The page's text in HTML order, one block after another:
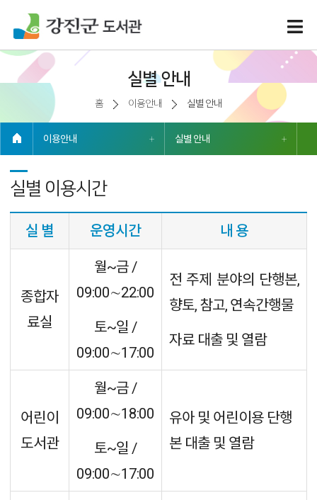
실별 안내
홈 이용안내 실별 안내
이용안내 실별 안내
실별 이용시간
실 별 운영시간 내 용
종합자
료실
월~금 /
09:00∼22:00
토~일 /
09:00∼17:00
전 주제 분야의 단행본,
향토, 참고, 연속간행물
자료 대출 및 열람
어린이
도서관
월~금 /
09:00∼18:00
토~일 /
09:00∼17:00
유아 및 어린이용 단행
본 대출 및 열람